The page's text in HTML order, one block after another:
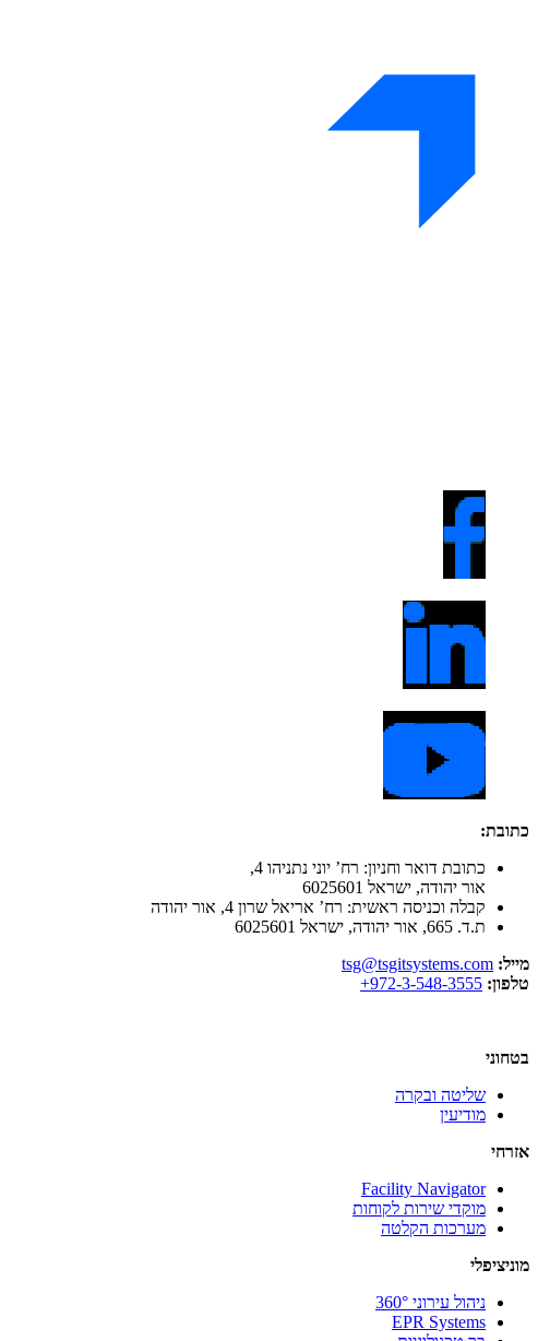
כתובת:
כתובת דואר וחניון: רח’ יוני נתניהו 4,
אור יהודה, ישראל 6025601
קבלה וכניסה ראשית: רח’ אריאל שרון 4, אור יהודה
ת.ד. 665, אור יהודה, ישראל 6025601
מייל: tsg@tsgitsystems.com
טלפון: 972-3-548-3555+
בטחוני
שליטה ובקרה
מודיעין
אזרחי
Facility Navigator
מוקדי שירות לקוחות
מערכות הקלטה
מוניציפלי
ניהול עירוני 360°
EPR Systems